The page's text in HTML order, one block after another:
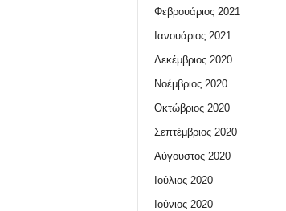
Φεβρουάριος 2021
Ιανουάριος 2021
Δεκέμβριος 2020
Νοέμβριος 2020
Οκτώβριος 2020
Σεπτέμβριος 2020
Αύγουστος 2020
Ιούλιος 2020
Ιούνιος 2020